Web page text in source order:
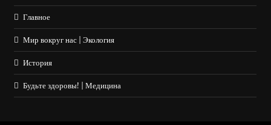
Главное
Мир вокруг нас | Экология
История
Будьте здоровы! | Медицина